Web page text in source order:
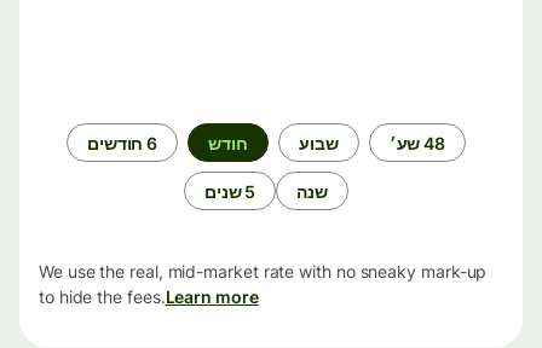
48 שע׳ שבוע חודש 6 חודשים
שנה 5 שנים
We use the real, mid-market rate with no sneaky mark-up
to hide the fees.Learn more